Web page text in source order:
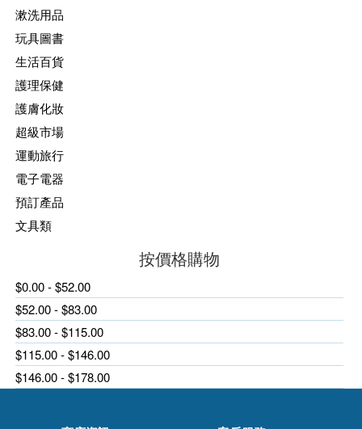
漱洗用品
玩具圖書
生活百貨
護理保健
護膚化妝
超級市場
運動旅行
電子電器
預訂產品
文具類
按價格購物
$0.00 - $52.00
$52.00 - $83.00
$83.00 - $115.00
$115.00 - $146.00
$146.00 - $178.00